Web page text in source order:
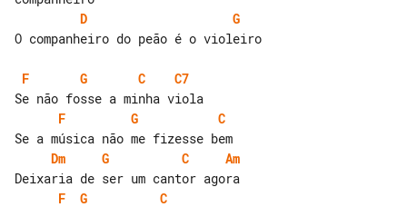
D
G
O companheiro do peão é o violeiro
F G C
C7
F
G
C
Dm
G C
Am
F
G
C